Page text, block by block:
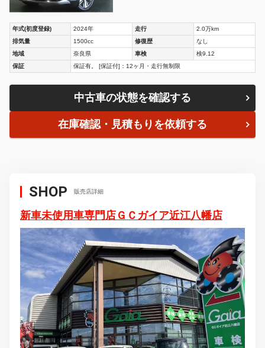
SHOP 販売店詳細
新車未使用車専門店ＧＣガイア近江八幡店
販売店の口コミ 4.9
住所
〒523-0016
滋賀県近江八幡市千僧供町６４２－１